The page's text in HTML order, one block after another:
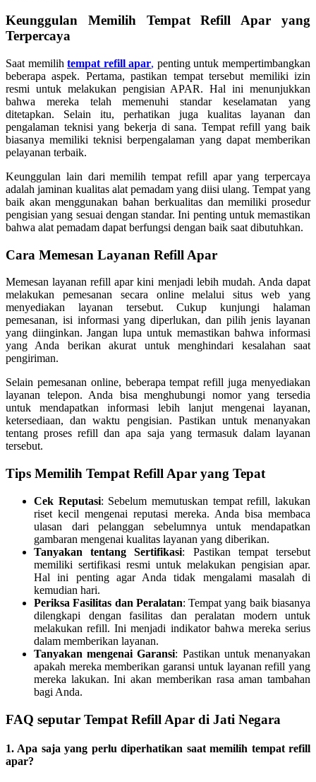
Keunggulan Memilih Tempat Refill Apar yang
Terpercaya
Saat memilihtempat refill apar, penting untuk mempertimbangkan
beberapa aspek. Pertama, pastikan tempat tersebut memiliki izin
resmi untuk melakukan pengisian APAR. Hal ini menunjukkan
bahwa mereka telah memenuhi standar keselamatan yang
ditetapkan. Selain itu, perhatikan juga kualitas layanan dan
pengalaman teknisi yang bekerja di sana. Tempat refill yang baik
biasanya memiliki teknisi berpengalaman yang dapat memberikan
pelayanan terbaik.
Keunggulan lain dari memilih tempat refill apar yang terpercaya
adalah jaminan kualitas alat pemadam yang diisi ulang. Tempat yang
baik akan menggunakan bahan berkualitas dan memiliki prosedur
pengisian yang sesuai dengan standar. Ini penting untuk memastikan
bahwa alat pemadam dapat berfungsi dengan baik saat dibutuhkan.
Cara Memesan Layanan Refill Apar
Memesan layanan refill apar kini menjadi lebih mudah. Anda dapat
melakukan pemesanan secara online melalui situs web yang
menyediakan layanan tersebut. Cukup kunjungi halaman
pemesanan, isi informasi yang diperlukan, dan pilih jenis layanan
yang diinginkan. Jangan lupa untuk memastikan bahwa informasi
yang Anda berikan akurat untuk menghindari kesalahan saat
pengiriman.
Selain pemesanan online, beberapa tempat refill juga menyediakan
layanan telepon. Anda bisa menghubungi nomor yang tersedia
untuk mendapatkan informasi lebih lanjut mengenai layanan,
ketersediaan, dan waktu pengisian. Pastikan untuk menanyakan
tentang proses refill dan apa saja yang termasuk dalam layanan
tersebut.
Tips Memilih Tempat Refill Apar yang Tepat
Cek Reputasi: Sebelum memutuskan tempat refill, lakukan
riset kecil mengenai reputasi mereka. Anda bisa membaca
ulasan dari pelanggan sebelumnya untuk mendapatkan
gambaran mengenai kualitas layanan yang diberikan.
Tanyakan tentang Sertifikasi: Pastikan tempat tersebut
memiliki sertifikasi resmi untuk melakukan pengisian apar.
Hal ini penting agar Anda tidak mengalami masalah di
kemudian hari.
Periksa Fasilitas dan Peralatan: Tempat yang baik biasanya
dilengkapi dengan fasilitas dan peralatan modern untuk
melakukan refill. Ini menjadi indikator bahwa mereka serius
dalam memberikan layanan.
Tanyakan mengenai Garansi: Pastikan untuk menanyakan
apakah mereka memberikan garansi untuk layanan refill yang
mereka lakukan. Ini akan memberikan rasa aman tambahan
bagi Anda.
FAQ seputar Tempat Refill Apar di Jati Negara
1. Apa saja yang perlu diperhatikan saat memilih tempat refill
apar?